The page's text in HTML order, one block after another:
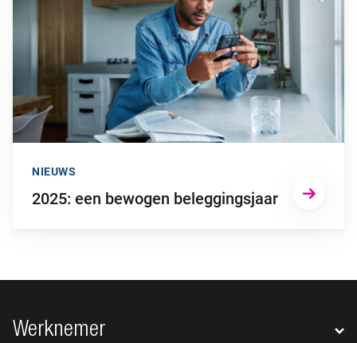
2025: een bewogen beleggingsjaar
NIEUWS
Footer navigatie
Werknemer